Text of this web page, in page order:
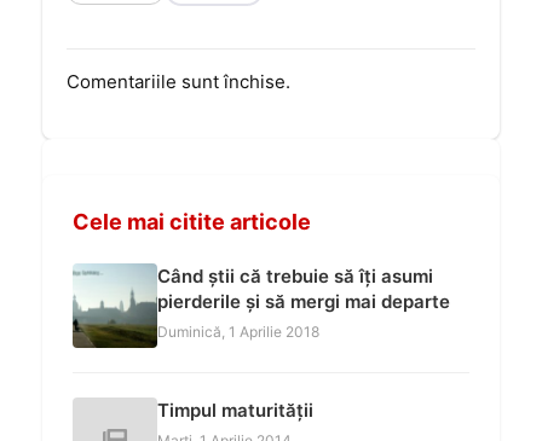
Comentariile sunt închise.
Cele mai citite articole
Când știi că trebuie să îți asumi
pierderile și să mergi mai departe
Duminică, 1 Aprilie 2018
Timpul maturității